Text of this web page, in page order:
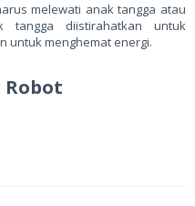
melewati anak tangga atau
tangga diistirahatkan untuk
untuk menghemat energi.
Robot